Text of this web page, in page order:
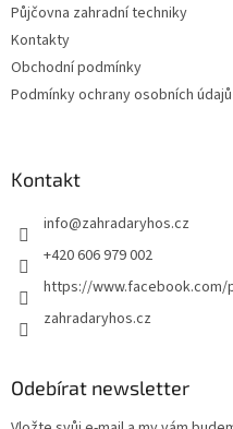
Půjčovna zahradní techniky
Kontakty
Obchodní podmínky
Podmínky ochrany osobních údajů
Kontakt
info@zahradaryhos.cz
+420 606 979 002
https://www.facebook.com/
zahradaryhos.cz
Odebírat newsletter